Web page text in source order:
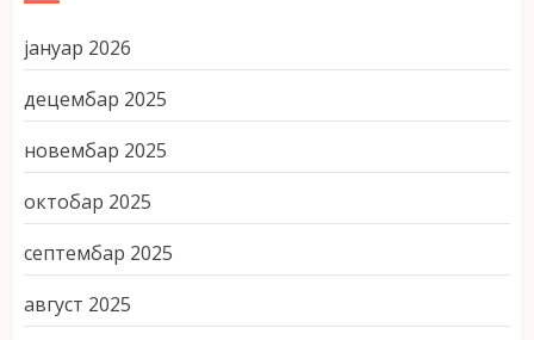
јануар 2026
децембар 2025
новембар 2025
октобар 2025
септембар 2025
август 2025